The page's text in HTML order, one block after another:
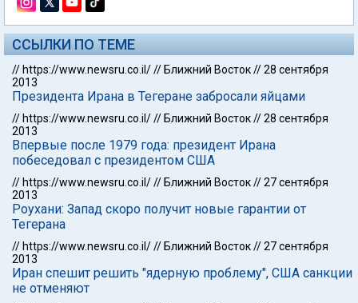
ССЫЛКИ ПО ТЕМЕ
// https://www.newsru.co.il/// Ближний Восток//28 сентября
2013
Президента Ирана в Тегеране забросали яйцами
// https://www.newsru.co.il/// Ближний Восток//28 сентября
2013
Впервые после 1979 года: президент Ирана
побеседовал с президентом США
// https://www.newsru.co.il/// Ближний Восток//27 сентября
2013
Роухани: Запад скоро получит новые гарантии от
Тегерана
// https://www.newsru.co.il/// Ближний Восток//27 сентября
2013
Иран спешит решить "ядерную проблему", США санкции
не отменяют